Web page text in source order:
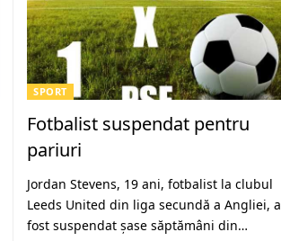
SPORT
Fotbalist suspendat pentru
pariuri
Jordan Stevens, 19 ani, fotbalist la clubul
Leeds United din liga secundă a Angliei, a
fost suspendat şase săptămâni din…